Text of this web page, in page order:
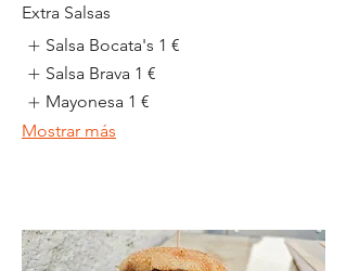
Extra Salsas
Salsa Bocata's 1 €
Salsa Brava 1 €
Mayonesa 1 €
Mostrar más